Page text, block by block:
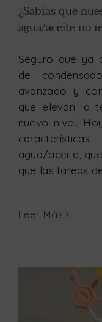
¿Sabías que
agua/aceite no
Seguro que ya
de
avanzado y
que elevan la
nuevo nivel.
agua/aceite,
que las tareas
Leer Más